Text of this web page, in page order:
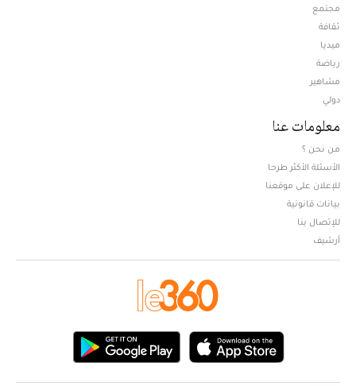
مجتمع
ثقافة
ميديا
رياضة
مشاهير
دولي
معلومات عنا
من نحن ؟
الأسئلة الأكثر طرحا
للإعلان على موقعنا
بيانات قانونية
للإتصال بنا
أرشيف